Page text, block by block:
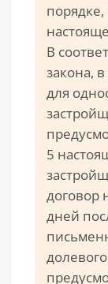
В
закона,
для
5
договор
дней